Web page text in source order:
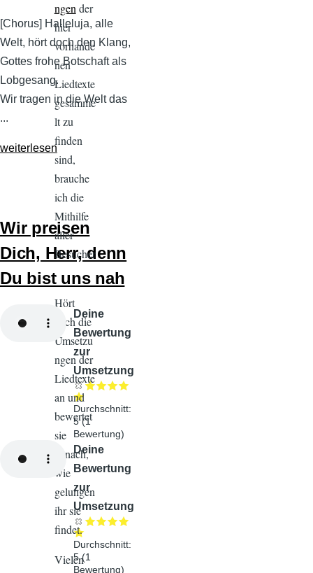
[Chorus] Halleluja, alle
Welt, hört doch den Klang,
Gottes frohe Botschaft als
Lobgesang.
Wir tragen in die Welt das
...
weiterlesen
Wir preisen
Dich, Herr, denn
Du bist uns nah
Deine
Bewertung
zur
Umsetzung
Durchschnitt:
5 (1
Bewertung)
Deine
Bewertung
zur
Umsetzung
Durchschnitt:
5 (1
Bewertung)
ngender
hier
vorhande
nen
Liedtexte
gesamme
lt zu
finden
sind,
brauche
ich die
Mithilfe
aller
Besucher
.
Hört
euch die
Umsetzu
ngen der
Liedtexte
an und
bewertet
sie
danach,
wie
gelungen
ihr sie
findet.
Vielen